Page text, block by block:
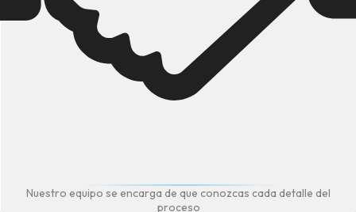
Nuestro equipo se encarga de que conozcas cada detalle del
proceso